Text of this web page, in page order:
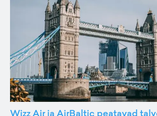
Wizz Air ja AirBaltic peatavad